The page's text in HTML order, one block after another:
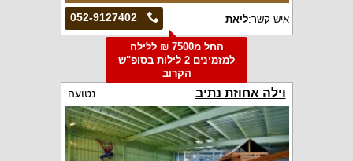
052-9127402 איש קשר:ליאת
החל מ7500 ₪ ללילה
למזמינים 2 לילות בסופ"ש
הקרוב
וילה אחוזת נתיב נטועה